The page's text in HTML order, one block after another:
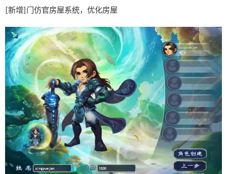
[新增]门仿官房屋系统，优化房屋